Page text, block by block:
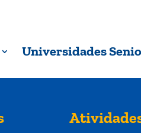
Universidades